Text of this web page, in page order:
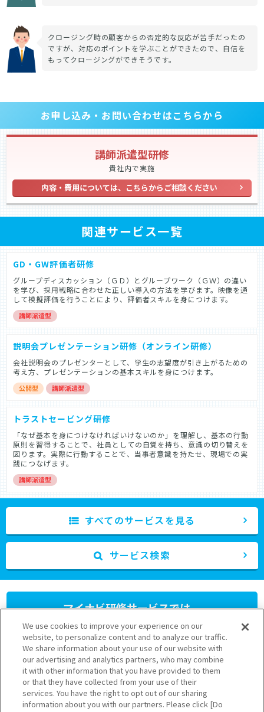
クロージング時の顧客からの否定的な反応が苦手だったの
ですが、対応のポイントを学ぶことができたので、自信を
もってクロージングができそうです。
お申し込み・お問い合わせはこちらから
講師派遣型研修
貴社内で実施
内容・費用については、こちらからご相談ください
関連サービス一覧
GD・GW評価者研修
グループディスカッション（ＧＤ）とグループワーク（ＧＷ）の違い
を学び、採用戦略に合わせた正しい導入の方法を学びます。映像を通
して模擬評価を行うことにより、評価者スキルを身につけます。
説明会プレゼンテーション研修（オンライン研修）
会社説明会のプレゼンターとして、学生の志望度が引き上がるための
考え方、プレゼンテーションの基本スキルを身につけます。
トラストセービング研修
「なぜ基本を身につけなければいけないのか」を理解し、基本の行動
原則を習得することで、社員としての自覚を持ち、意識の切り替えを
図ります。実際に行動することで、当事者意識を持たせ、現場での実
践につなげます。
すべてのサービスを見る
サービス検索
マイナビ研修サービスでは、
人材育成研修プログラムを
提供しています。
さまざまなニーズに応じたプランをご用意しておりますのでお気軽
にお問い合わせください。
03-6628-5111
受付 9:30～17:30（土日祝を除く）
We use cookies to improve your experience on our
website, to personalize content and to analyze our traffic.
We share information about your use of our website with
our advertising and analytics partners, who may combine
it with other information that you have provided to them
or that they have collected from your use of their
services. You have the right to opt out of our sharing
information about you with our partners. Please click [Do